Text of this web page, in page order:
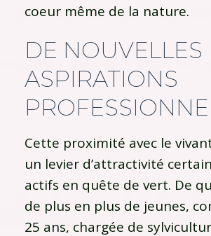
coeur même de la nature.
DE NOUVELLES
ASPIRATIONS
Cette proximité avec le
un levier d’attractivité
actifs en quête de vert. De
de plus en plus de jeunes,
25 ans, chargée de